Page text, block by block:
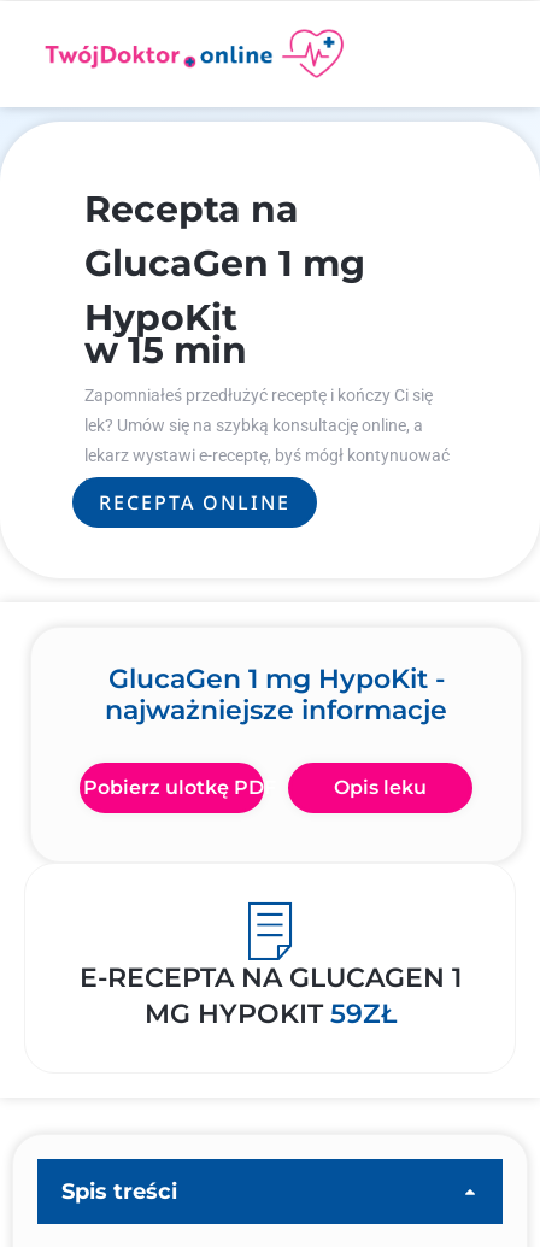
Recepta na
GlucaGen 1 mg
HypoKit
w 15 min
Zapomniałeś przedłużyć receptę i kończy Ci się
lek? Umów się na szybką konsultację online, a
lekarz wystawi e-receptę, byś mógł kontynuować
leczenie.
RECEPTA ONLINE
GlucaGen 1 mg HypoKit -
najważniejsze informacje
Pobierz ulotkę PDF Opis leku
E-RECEPTA NA GLUCAGEN 1
MG HYPOKIT59ZŁ
Spis treści